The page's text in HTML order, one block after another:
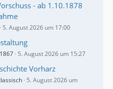
- ab 1.10.1878
5. August 2026 um 17:00
5. August 2026 um 15:27
Vorharz
5. August 2026 um